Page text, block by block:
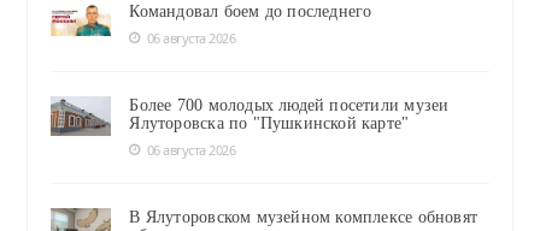
Командовал боем до последнего
06 августа 2026
Более 700 молодых людей посетили музеи
Ялуторовска по "Пушкинской карте"
06 августа 2026
В Ялуторовском музейном комплексе обновят